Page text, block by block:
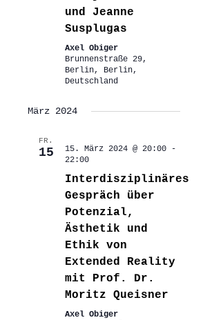
und Jeanne
Susplugas
Axel Obiger
Brunnenstraße 29,
Berlin, Berlin,
Deutschland
März 2024
FR.
15 15. März 2024 @ 20:00-
22:00
Interdisziplinäres
Gespräch über
Potenzial,
Ästhetik und
Ethik von
Extended Reality
mit Prof. Dr.
Moritz Queisner
Axel Obiger